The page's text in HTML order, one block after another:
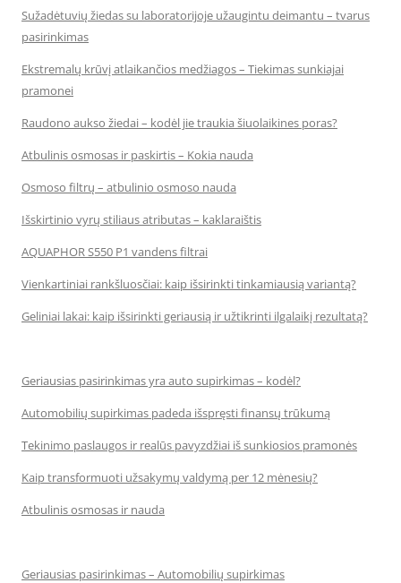
Sužadėtuvių žiedas su laboratorijoje užaugintu deimantu – tvarus
pasirinkimas
Ekstremalų krūvį atlaikančios medžiagos – Tiekimas sunkiajai
pramonei
Raudono aukso žiedai – kodėl jie traukia šiuolaikines poras?
Atbulinis osmosas ir paskirtis – Kokia nauda
Osmoso filtrų – atbulinio osmoso nauda
Išskirtinio vyrų stiliaus atributas – kaklaraištis
AQUAPHOR S550 P1 vandens filtrai
Vienkartiniai rankšluosčiai: kaip išsirinkti tinkamiausią variantą?
Geliniai lakai: kaip išsirinkti geriausią ir užtikrinti ilgalaikį rezultatą?
Geriausias pasirinkimas yra auto supirkimas – kodėl?
Automobilių supirkimas padeda išspręsti finansų trūkumą
Tekinimo paslaugos ir realūs pavyzdžiai iš sunkiosios pramonės
Kaip transformuoti užsakymų valdymą per 12 mėnesių?
Atbulinis osmosas ir nauda
Geriausias pasirinkimas – Automobilių supirkimas